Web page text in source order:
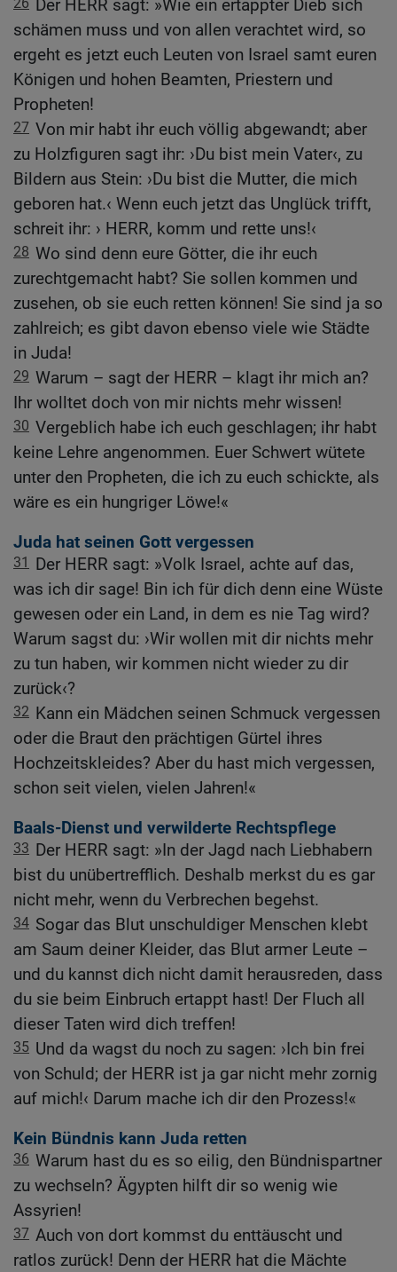
Der HERR sagt: »Wie ein ertappter Dieb sich
schämen muss und von allen verachtet wird, so
ergeht es jetzt euch Leuten von Israel samt euren
Königen und hohen Beamten, Priestern und
Propheten!
27 Von mir habt ihr euch völlig abgewandt; aber
zu Holzfiguren sagt ihr: ›Du bist mein Vater‹, zu
Bildern aus Stein: ›Du bist die Mutter, die mich
geboren hat.‹ Wenn euch jetzt das Unglück trifft,
schreit ihr: › HERR, komm und rette uns!‹
28 Wo sind denn eure Götter, die ihr euch
zurechtgemacht habt? Sie sollen kommen und
zusehen, ob sie euch retten können! Sie sind ja so
zahlreich; es gibt davon ebenso viele wie Städte
in Juda!
29 Warum – sagt der HERR – klagt ihr mich an?
Ihr wolltet doch von mir nichts mehr wissen!
30 Vergeblich habe ich euch geschlagen; ihr habt
keine Lehre angenommen. Euer Schwert wütete
unter den Propheten, die ich zu euch schickte, als
wäre es ein hungriger Löwe!«
Juda hat seinen Gott vergessen
31 Der HERR sagt: »Volk Israel, achte auf das,
was ich dir sage! Bin ich für dich denn eine Wüste
gewesen oder ein Land, in dem es nie Tag wird?
Warum sagst du: ›Wir wollen mit dir nichts mehr
zu tun haben, wir kommen nicht wieder zu dir
zurück‹?
32 Kann ein Mädchen seinen Schmuck vergessen
oder die Braut den prächtigen Gürtel ihres
Hochzeitskleides? Aber du hast mich vergessen,
schon seit vielen, vielen Jahren!«
Baals-Dienst und verwilderte Rechtspflege
33 Der HERR sagt: »In der Jagd nach Liebhabern
bist du unübertrefflich. Deshalb merkst du es gar
nicht mehr, wenn du Verbrechen begehst.
34 Sogar das Blut unschuldiger Menschen klebt
am Saum deiner Kleider, das Blut armer Leute –
und du kannst dich nicht damit herausreden, dass
du sie beim Einbruch ertappt hast! Der Fluch all
dieser Taten wird dich treffen!
35 Und da wagst du noch zu sagen: ›Ich bin frei
von Schuld; der HERR ist ja gar nicht mehr zornig
auf mich!‹ Darum mache ich dir den Prozess!«
Kein Bündnis kann Juda retten
36 Warum hast du es so eilig, den Bündnispartner
zu wechseln? Ägypten hilft dir so wenig wie
Assyrien!
37 Auch von dort kommst du enttäuscht und
ratlos zurück! Denn der HERR hat die Mächte